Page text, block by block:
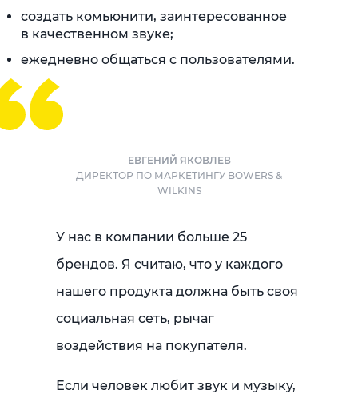
создать комьюнити, заинтересованное
в качественном звуке;
ежедневно общаться с пользователями.
ЕВГЕНИЙ ЯКОВЛЕВ
ДИРЕКТОР ПО МАРКЕТИНГУ BOWERS &
WILKINS
У нас в компании больше 25
брендов. Я считаю, что у каждого
нашего продукта должна быть своя
социальная сеть, рычаг
воздействия на покупателя.
Если человек любит звук и музыку,